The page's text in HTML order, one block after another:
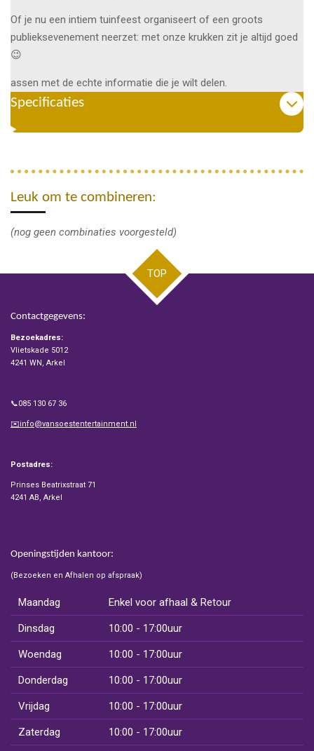
Of je nu een intiem tuinfeest organiseert of een groots
publieksevenement neerzet: met onze krukken zit je altijd goed
😉
assen met de echte informatie die je wilt delen.
Specificaties
Leuk om te combineren:
(nog geen combinaties voorgesteld)
TOP
Contactgegevens:
Bezoekadres:
Vlietskade 5012
4241 WN, Arkel
📞085 130 67 36
✉️info@vansoestentertainment.nl
Postadres:
Prinses Beatrixstraat 71
4241 AB, Arkel
Openingstijden kantoor:
(Bezoeken en Afhalen op afspraak)
Maandag Enkel voor afhaal & Retour
Dinsdag 10:00 - 17:00uur
Woendag 10:00 - 17:00uur
Donderdag 10:00 - 17:00uur
Vrijdag 10:00 - 17:00uur
Zaterdag 10:00 - 17:00uur